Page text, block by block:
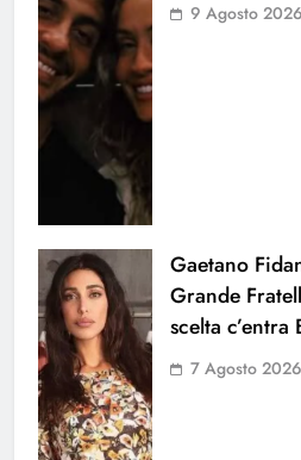
9 Agosto
Gaetano
Grande
scelta
7 Agosto